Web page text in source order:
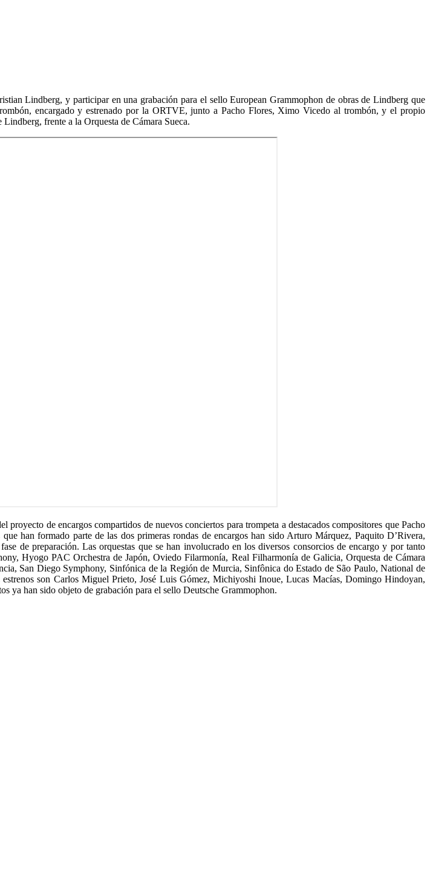
Lindberg, y participar en una grabación para el sello European Grammophon de obras de Lindberg que
encargado y estrenado por la ORTVE, junto a Pacho Flores, Ximo Vicedo al trombón, y el propio
frente a la Orquesta de Cámara Sueca.
de encargos compartidos de nuevos conciertos para trompeta a destacados compositores que Pacho
han formado parte de las dos primeras rondas de encargos han sido Arturo Márquez, Paquito D’Rivera,
de preparación. Las orquestas que se han involucrado en los diversos consorcios de encargo y por tanto
Hyogo PAC Orchestra de Japón, Oviedo Filarmonía, Real Filharmonía de Galicia, Orquesta de Cámara
San Diego Symphony, Sinfónica de la Región de Murcia, Sinfônica do Estado de São Paulo, National de
son Carlos Miguel Prieto, José Luis Gómez, Michiyoshi Inoue, Lucas Macías, Domingo Hindoyan,
ya han sido objeto de grabación para el sello Deutsche Grammophon.